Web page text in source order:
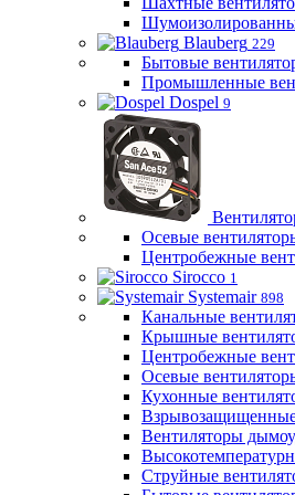
Blauberg 229
Бытовые
Промышленные
Dospel 9
Осевые
Центробежные
Sirocco 1
Systemair 898
Канальные
Крышные
Центробежные
Осевые
Кухонные
Вентиляторы
Струйные